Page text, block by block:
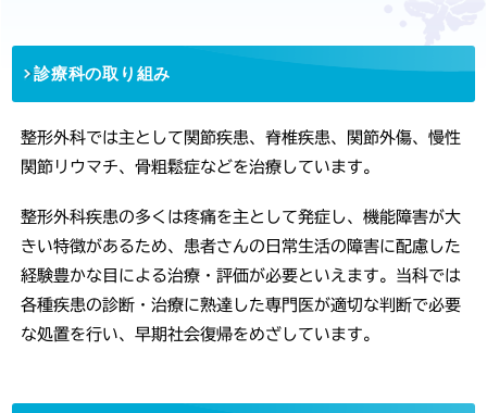
診療科の取り組み
整形外科では主として関節疾患、脊椎疾患、関節外傷、慢性
関節リウマチ、骨粗鬆症などを治療しています。
整形外科疾患の多くは疼痛を主として発症し、機能障害が大
きい特徴があるため、患者さんの日常生活の障害に配慮した
経験豊かな目による治療・評価が必要といえます。当科では
各種疾患の診断・治療に熟達した専門医が適切な判断で必要
な処置を行い、早期社会復帰をめざしています。